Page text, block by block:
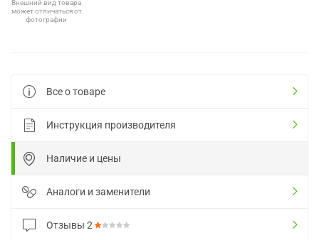
Внешний вид товара
может отличаться от
фотографии
Все о товаре
Инструкция производителя
Наличие и цены
Аналоги и заменители
Отзывы 2